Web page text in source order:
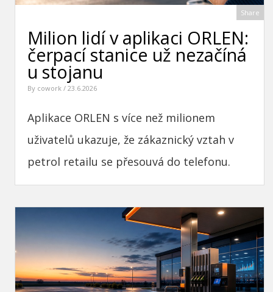
Share
Milion lidí v aplikaci ORLEN:
čerpací stanice už nezačíná
u stojanu
By cowork / 23.6.2026
Aplikace ORLEN s více než milionem
uživatelů ukazuje, že zákaznický vztah v
petrol retailu se přesouvá do telefonu.